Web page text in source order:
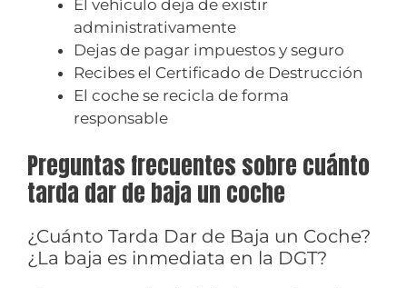
El vehículo deja de existir
administrativamente
Dejas de pagar impuestos y seguro
Recibes el Certificado de Destrucción
El coche se recicla de forma
responsable
Preguntas frecuentes sobre cuánto
tarda dar de baja un coche
¿Cuánto Tarda Dar de Baja un Coche?
¿La baja es inmediata en la DGT?